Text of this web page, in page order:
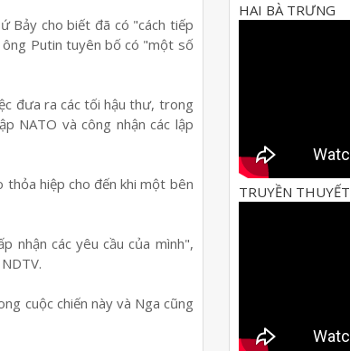
Bảy cho biết đã có "cách tiếp
ông Putin tuyên bố có "một số
đưa ra các tối hậu thư, trong
NATO và công nhận các lập
hiệp cho đến khi một bên
nhận các yêu cầu của mình",
cuộc chiến này và Nga cũng
HAI BÀ TRƯNG
TRUYỀN